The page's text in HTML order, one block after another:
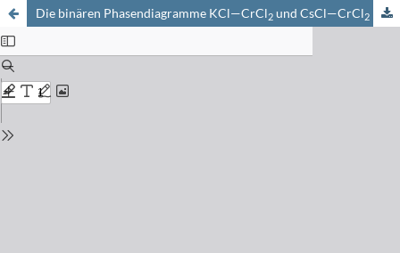
Die binären Phasendiagramme KCl—CrCl2und CsCl—CrCl2